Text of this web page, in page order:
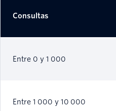
Consultas
Entre 0 y 1 000
Entre 1 000 y 10 000